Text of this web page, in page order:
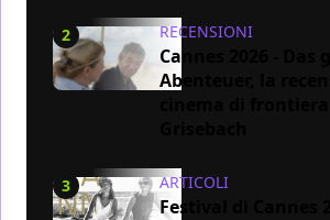
2 RECENSIONI
Cannes 2026 - Das
Abenteuer, la
3 ARTICOLI
Festival di Cannes